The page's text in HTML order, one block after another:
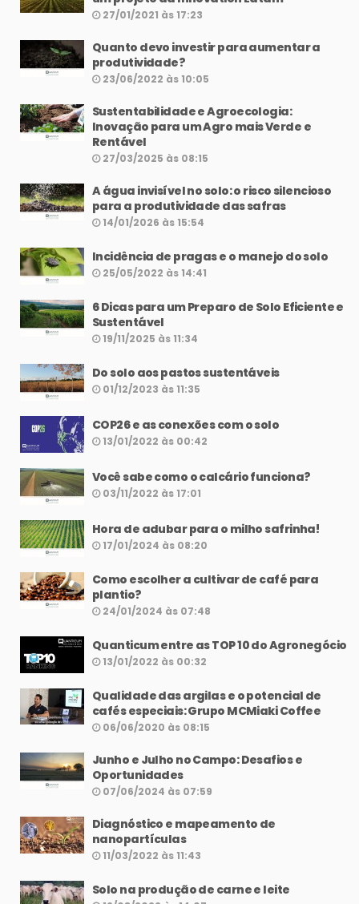
27/01/2021 às 17:23
Quanto devo investir para aumentar a
produtividade?
23/06/2022 às 10:05
Sustentabilidade e Agroecologia:
Inovação para um Agro mais Verde e
Rentável
27/03/2025 às 08:15
A água invisível no solo: o risco silencioso
para a produtividade das safras
14/01/2026 às 15:54
Incidência de pragas e o manejo do solo
25/05/2022 às 14:41
6 Dicas para um Preparo de Solo Eficiente e
Sustentável
19/11/2025 às 11:34
Do solo aos pastos sustentáveis
01/12/2023 às 11:35
COP26 e as conexões com o solo
13/01/2022 às 00:42
Você sabe como o calcário funciona?
03/11/2022 às 17:01
Hora de adubar para o milho safrinha!
17/01/2024 às 08:20
Como escolher a cultivar de café para
plantio?
24/01/2024 às 07:48
Quanticum entre as TOP 10 do Agronegócio
13/01/2022 às 00:32
Qualidade das argilas e o potencial de
cafés especiais: Grupo MCMiaki Coffee
06/06/2020 às 08:15
Junho e Julho no Campo: Desafios e
Oportunidades
07/06/2024 às 07:59
Diagnóstico e mapeamento de
nanopartículas
11/03/2022 às 11:43
Solo na produção de carne e leite